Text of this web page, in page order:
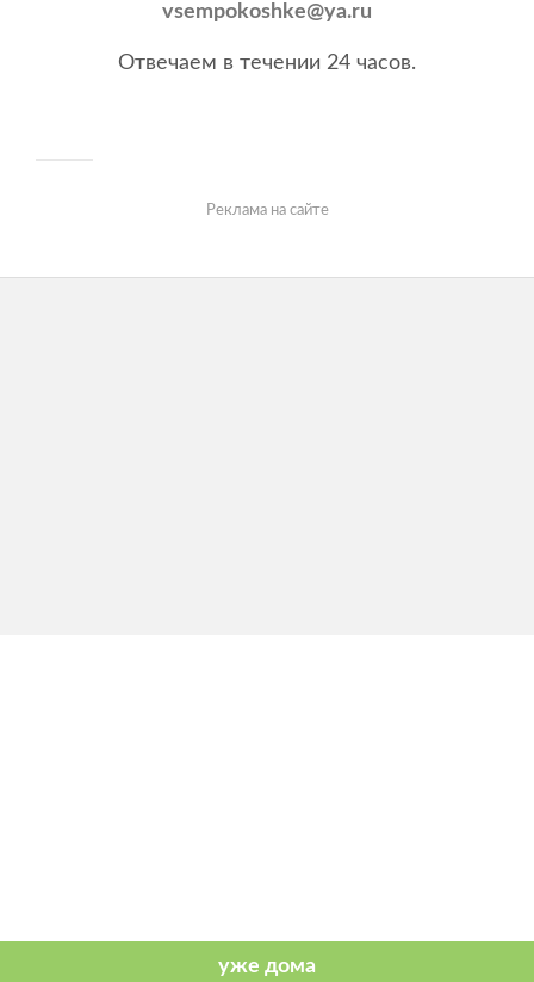
vsempokoshke@ya.ru
Отвечаем в течении 24 часов.
Реклама на сайте